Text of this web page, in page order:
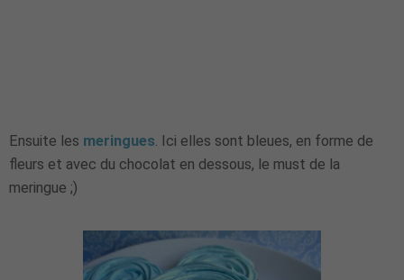
Ensuite les meringues . Ici elles sont bleues, en forme de
fleurs et avec du chocolat en dessous, le must de la
meringue ;)